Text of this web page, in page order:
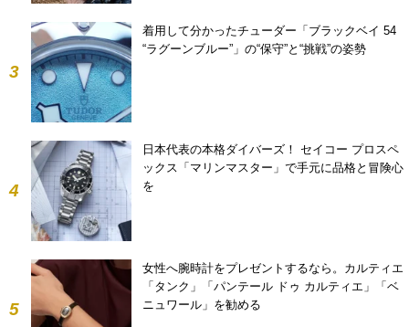
3
着用して分かったチューダー「ブラックベイ 54
“ラグーンブルー”」の“保守”と“挑戦”の姿勢
4
日本代表の本格ダイバーズ！ セイコー プロスペ
ックス「マリンマスター」で手元に品格と冒険心
を
5
女性へ腕時計をプレゼントするなら。カルティエ
「タンク」「パンテール ドゥ カルティエ」「ベ
ニュワール」を勧める